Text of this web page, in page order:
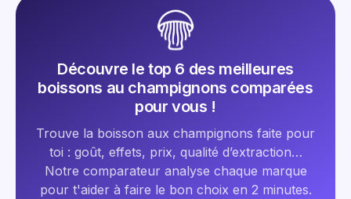
Découvre le top 6 des meilleures
boissons au champignons comparées
pour vous !
Trouve la boisson aux champignons faite pour
toi : goût, effets, prix, qualité d’extraction…
Notre comparateur analyse chaque marque
pour t'aider à faire le bon choix en 2 minutes.